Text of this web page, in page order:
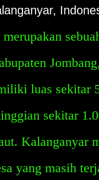
luas sekitar
sekitar
Kalanganyar
yang masih